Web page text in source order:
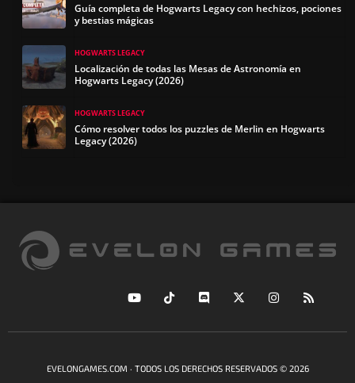
Guía completa de Hogwarts Legacy con hechizos, pociones
y bestias mágicas
HOGWARTS LEGACY
Localización de todas las Mesas de Astronomía en
Hogwarts Legacy (2026)
HOGWARTS LEGACY
Cómo resolver todos los puzzles de Merlin en Hogwarts
Legacy (2026)
EVELONGAMES.COM · TODOS LOS DERECHOS RESERVADOS © 2026